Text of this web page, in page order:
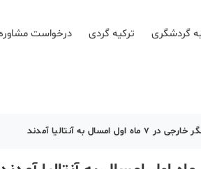
گردشگری ترکیه گردی درخواست